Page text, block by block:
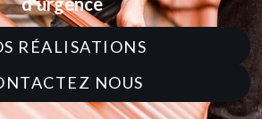
RÉALISATIONS
NOUS